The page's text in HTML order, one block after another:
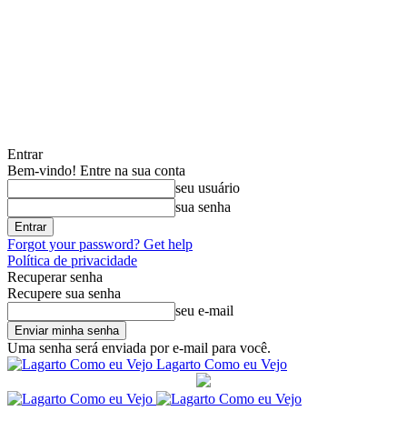
Entrar
Bem-vindo! Entre na sua conta
seu usuário
sua senha
Forgot your password? Get help
Política de privacidade
Recuperar senha
Recupere sua senha
seu e-mail
Uma senha será enviada por e-mail para você.
Lagarto Como eu Vejo